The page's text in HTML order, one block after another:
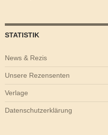
STATISTIK
News & Rezis
Unsere Rezensenten
Verlage
Datenschutzerklärung